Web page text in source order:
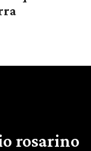
rosarino